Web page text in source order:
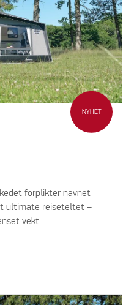
NYHET
forplikter navnet
ultimate reiseteltet –
vekt.